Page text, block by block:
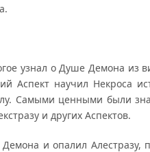
узнал о Душе Демона из
Аспект научил Некроса
Самыми ценными были
и других Аспектов.
и опалил